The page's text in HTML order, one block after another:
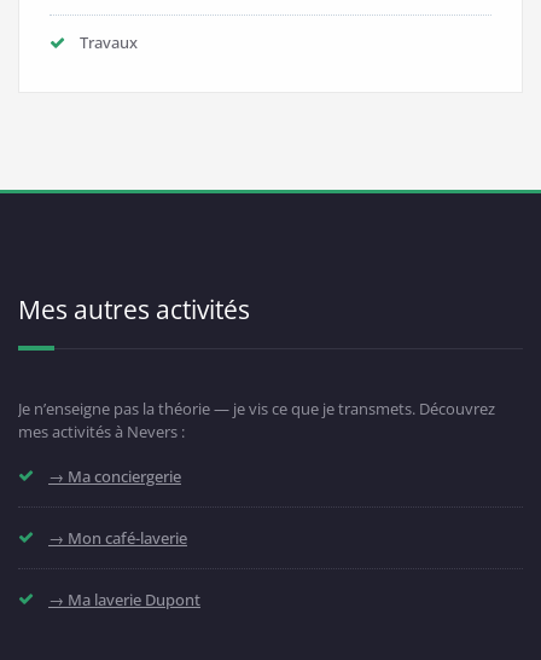
Travaux
Mes autres activités
Je n’enseigne pas la théorie — je vis ce que je transmets. Découvrez
mes activités à Nevers :
→ Ma conciergerie
→ Mon café-laverie
→ Ma laverie Dupont